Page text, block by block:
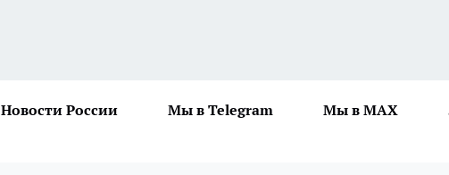
Новости России Мы в Telegram Мы в MAX